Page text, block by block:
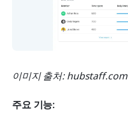
이미지 출처: hubstaff.com
주요 기능: